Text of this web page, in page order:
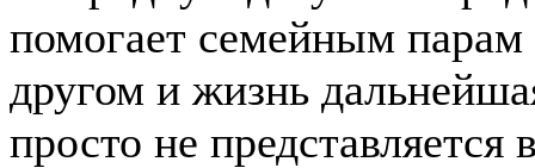
помогает семейным парам
другом и жизнь
просто не представляется